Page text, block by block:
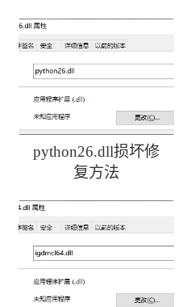
python26.dll损坏修
复方法